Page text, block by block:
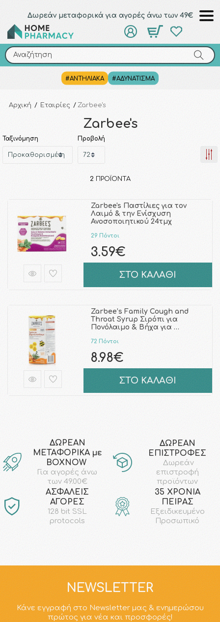
Δωρεάν μεταφορικά για αγορές άνω των 49€
Αναζήτηση
#ΑΝΤΗΛΙΑΚΑ #ΑΔΥΝΑΤΙΣΜΑ
Αναζήτηση
Αρχική / Εταιρίες / Zarbee's
Zarbee's
Ταξινόμηση Προβολή
2 ΠΡΟΪΌΝΤΑ
Zarbee's Παστίλιες για τον
Λαιμό & την Ενίσχυση
Ανοσοποιητικού 24τμχ
29 Πόντοι
3.59€
ΣΤΟ ΚΑΛΑΘΙ
Zarbee’s Family Cough and
Throat Syrup Σιρόπι για
Πονόλαιμο & Βήχα για …
72 Πόντοι
8.98€
ΣΤΟ ΚΑΛΑΘΙ
ΔΩΡΕΑΝ
ΜΕΤΑΦΟΡΙΚΑ με
ΒΟΧΝΟW
Για αγορές άνω
των 49.00€
ΔΩΡΕΑΝ
ΕΠΙΣΤΡΟΦΕΣ
Δωρεάν
επιστροφή
προϊόντων
AΣΦΑΛΕΙΣ
ΑΓΟΡΕΣ
128 bit SSL
protocols
35 ΧΡΟΝΙΑ
ΠΕΙΡΑΣ
Εξειδικευμένο
Προσωπικό
NEWSLETTER
Κάνε εγγραφή στο Newsletter μας & ενημερώσου
πρώτος για νέα και προσφορές!